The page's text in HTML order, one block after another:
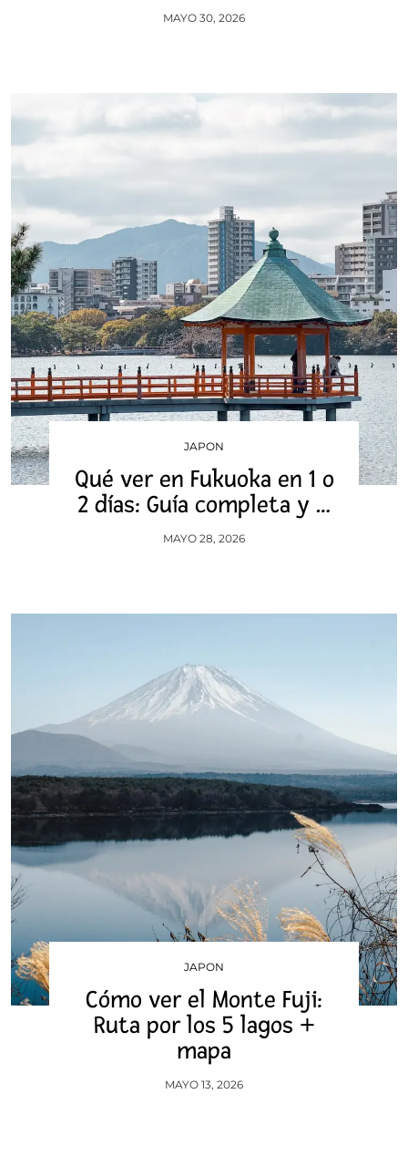
MAYO 30, 2026
JAPON
Qué ver en Fukuoka en 1 o
2 días: Guía completa y …
MAYO 28, 2026
JAPON
Cómo ver el Monte Fuji:
Ruta por los 5 lagos +
mapa
MAYO 13, 2026